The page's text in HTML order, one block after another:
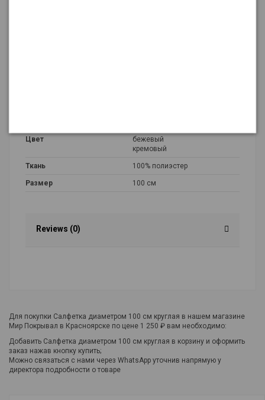
Цвет
бежевый
кремовый
Ткань 100% полиэстер
Размер 100 см
Reviews (0)
Для покупки Салфетка диаметром 100 см круглая в нашем магазине
Мир Покрывал в Красноярске по цене 1 250 ₽ вам необходимо:
Добавить Салфетка диаметром 100 см круглая в корзину и оформить
заказ нажав кнопку купить;
Можно связаться с нами через WhatsApp уточнив напрямую у
директора подробности о товаре